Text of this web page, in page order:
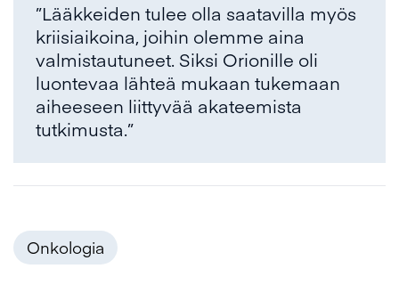
”Lääkkeiden tulee olla saatavilla myös
kriisiaikoina, joihin olemme aina
valmistautuneet. Siksi Orionille oli
luontevaa lähteä mukaan tukemaan
aiheeseen liittyvää akateemista
tutkimusta.”
Onkologia